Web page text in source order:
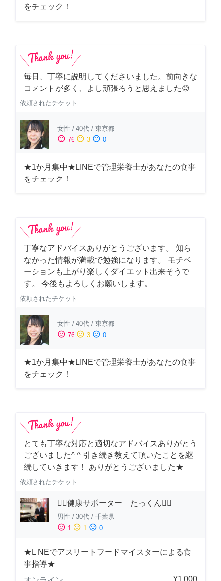
をチェック！
毎日、丁寧に説明してくださいました。前向きな
コメントが多く、よし頑張ろうと思えました😊
依頼されたチケット
女性 / 40代 / 東京都
sentiment_satisfied 76 sentiment_neutral 3 sentiment_dissatisfied 0
★1か月集中★LINEで管理栄養士があなたの食事
をチェック！
丁寧なアドバイスありがとうございます。 知ら
なかった情報が満載で勉強になります。 モチベ
ーションも上がり楽しくダイエット出来そうで
す。 今後もよろしくお願いします。
依頼されたチケット
女性 / 40代 / 東京都
sentiment_satisfied 76 sentiment_neutral 3 sentiment_dissatisfied 0
★1か月集中★LINEで管理栄養士があなたの食事
をチェック！
とても丁寧な対応と適切なアドバイスありがとう
ございました^ ^ 引き続き教えて頂いたことを継
続していきます！ ありがとうございました★
依頼されたチケット
🏋️‍♂️健康サポーター たっくん🏋️‍♂️
男性 / 30代 / 千葉県
sentiment_satisfied 1 sentiment_neutral 1 sentiment_dissatisfied 0
★LINEでアスリートフードマイスターによる食
事指導★
¥1,000